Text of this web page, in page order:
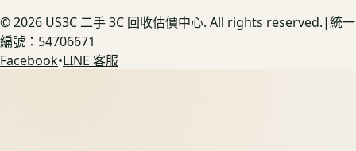
©2026 US3C 二手 3C 回收估價中心. All rights reserved.|統一
編號：54706671
Facebook•LINE 客服